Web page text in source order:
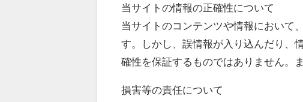
当サイトの情報の正確性について
当サイトのコンテンツや情報において
す。しかし、誤情報が入り込んだり、
確性を保証するものではありません。
損害等の責任について